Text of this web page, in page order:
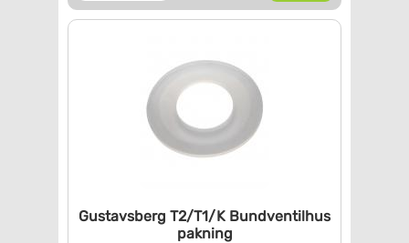
Gustavsberg T2/T1/K Bundventilhus
pakning